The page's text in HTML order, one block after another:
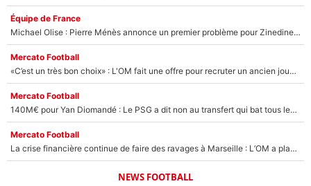
Équipe de France
Michael Olise : Pierre Ménès annonce un premier problème pour Zinedine Zidane en équipe de France
Mercato Football
«C’est un très bon choix» : L'OM fait une offre pour recruter un ancien joueur du PSG... et c'est validé dans l'After Foot !
Mercato Football
140M€ pour Yan Diomandé : Le PSG a dit non au transfert qui bat tous les records sur le mercato
Mercato Football
La crise financière continue de faire des ravages à Marseille : L’OM a placé 12 joueurs sur le marché des transferts… et ça pourrait lui rapporter près de 100M€ !
NEWS FOOTBALL